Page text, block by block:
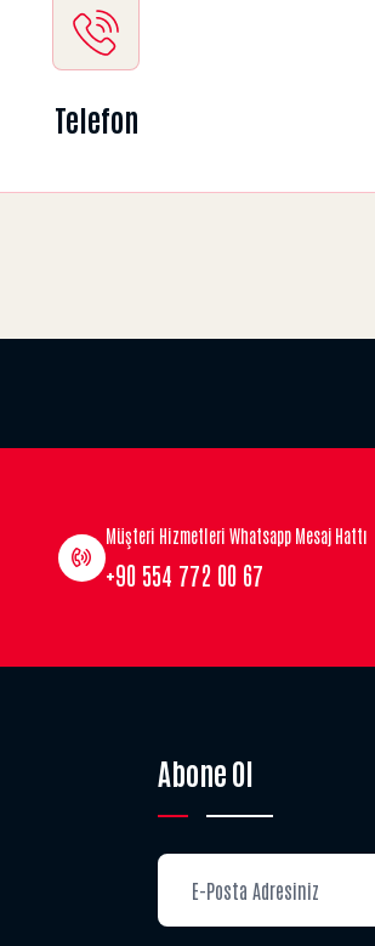
Telefon
Müşteri Hizmetleri Whatsapp Mesaj Hattı
+90 554 772 00 67
Abone Ol